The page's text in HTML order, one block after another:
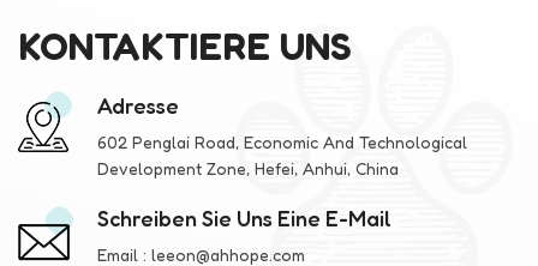
KONTAKTIERE UNS
Adresse
602 Penglai Road, Economic And Technological
Development Zone, Hefei, Anhui, China
Schreiben Sie Uns Eine E-Mail
Email : leeon@ahhope.com